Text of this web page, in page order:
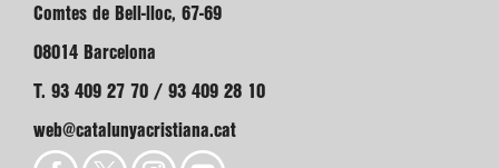
Comtes de Bell-lloc, 67-69
08014 Barcelona
T. 93 409 27 70 / 93 409 28 10
web@catalunyacristiana.cat